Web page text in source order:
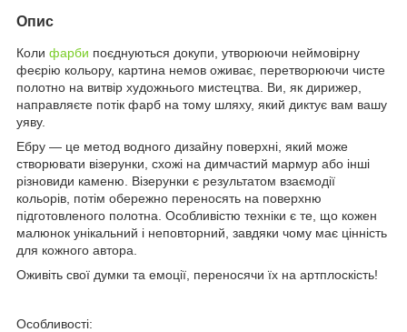
Опис
Коли фарби поєднуються докупи, утворюючи неймовірну
феєрію кольору, картина немов оживає, перетворюючи чисте
полотно на витвір художнього мистецтва. Ви, як дирижер,
направляєте потік фарб на тому шляху, який диктує вам вашу
уяву.
Ебру — це метод водного дизайну поверхні, який може
створювати візерунки, схожі на димчастий мармур або інші
різновиди каменю. Візерунки є результатом взаємодії
кольорів, потім обережно переносять на поверхню
підготовленого полотна. Особливістю техніки є те, що кожен
малюнок унікальний і неповторний, завдяки чому має цінність
для кожного автора.
Оживіть свої думки та емоції, переносячи їх на артплоскість!
Особливості: